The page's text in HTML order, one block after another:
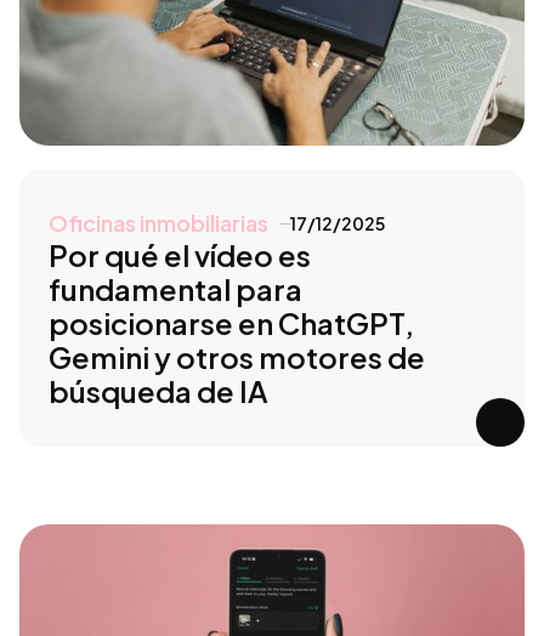
Oficinas inmobiliarias 17/12/2025
Por qué el vídeo es
fundamental para
posicionarse en ChatGPT,
Gemini y otros motores de
búsqueda de IA